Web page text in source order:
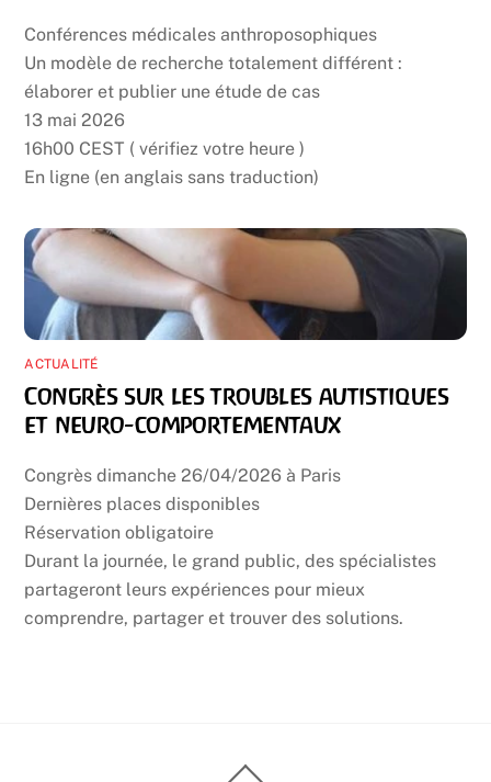
Conférences médicales anthroposophiques
Un modèle de recherche totalement différent :
élaborer et publier une étude de cas
13 mai 2026
16h00 CEST ( vérifiez votre heure )
En ligne (en anglais sans traduction)
ACTUALITÉ
Congrès sur les troubles autistiques
et neuro-comportementaux
Congrès dimanche 26/04/2026 à Paris
Dernières places disponibles
Réservation obligatoire
Durant la journée, le grand public, des spécialistes
partageront leurs expériences pour mieux
comprendre, partager et trouver des solutions.